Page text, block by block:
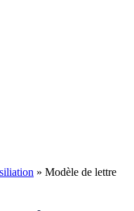
» Modèle de lettre